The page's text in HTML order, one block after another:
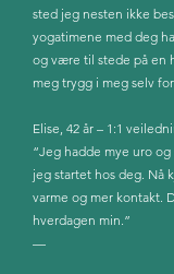
sted jeg nesten ikke
yogatimene med deg
og være til stede på en
meg trygg i meg selv
Elise, 42 år – 1:1
“Jeg hadde mye uro
jeg startet hos deg. Nå
varme og mer kontakt.
hverdagen min.”
—